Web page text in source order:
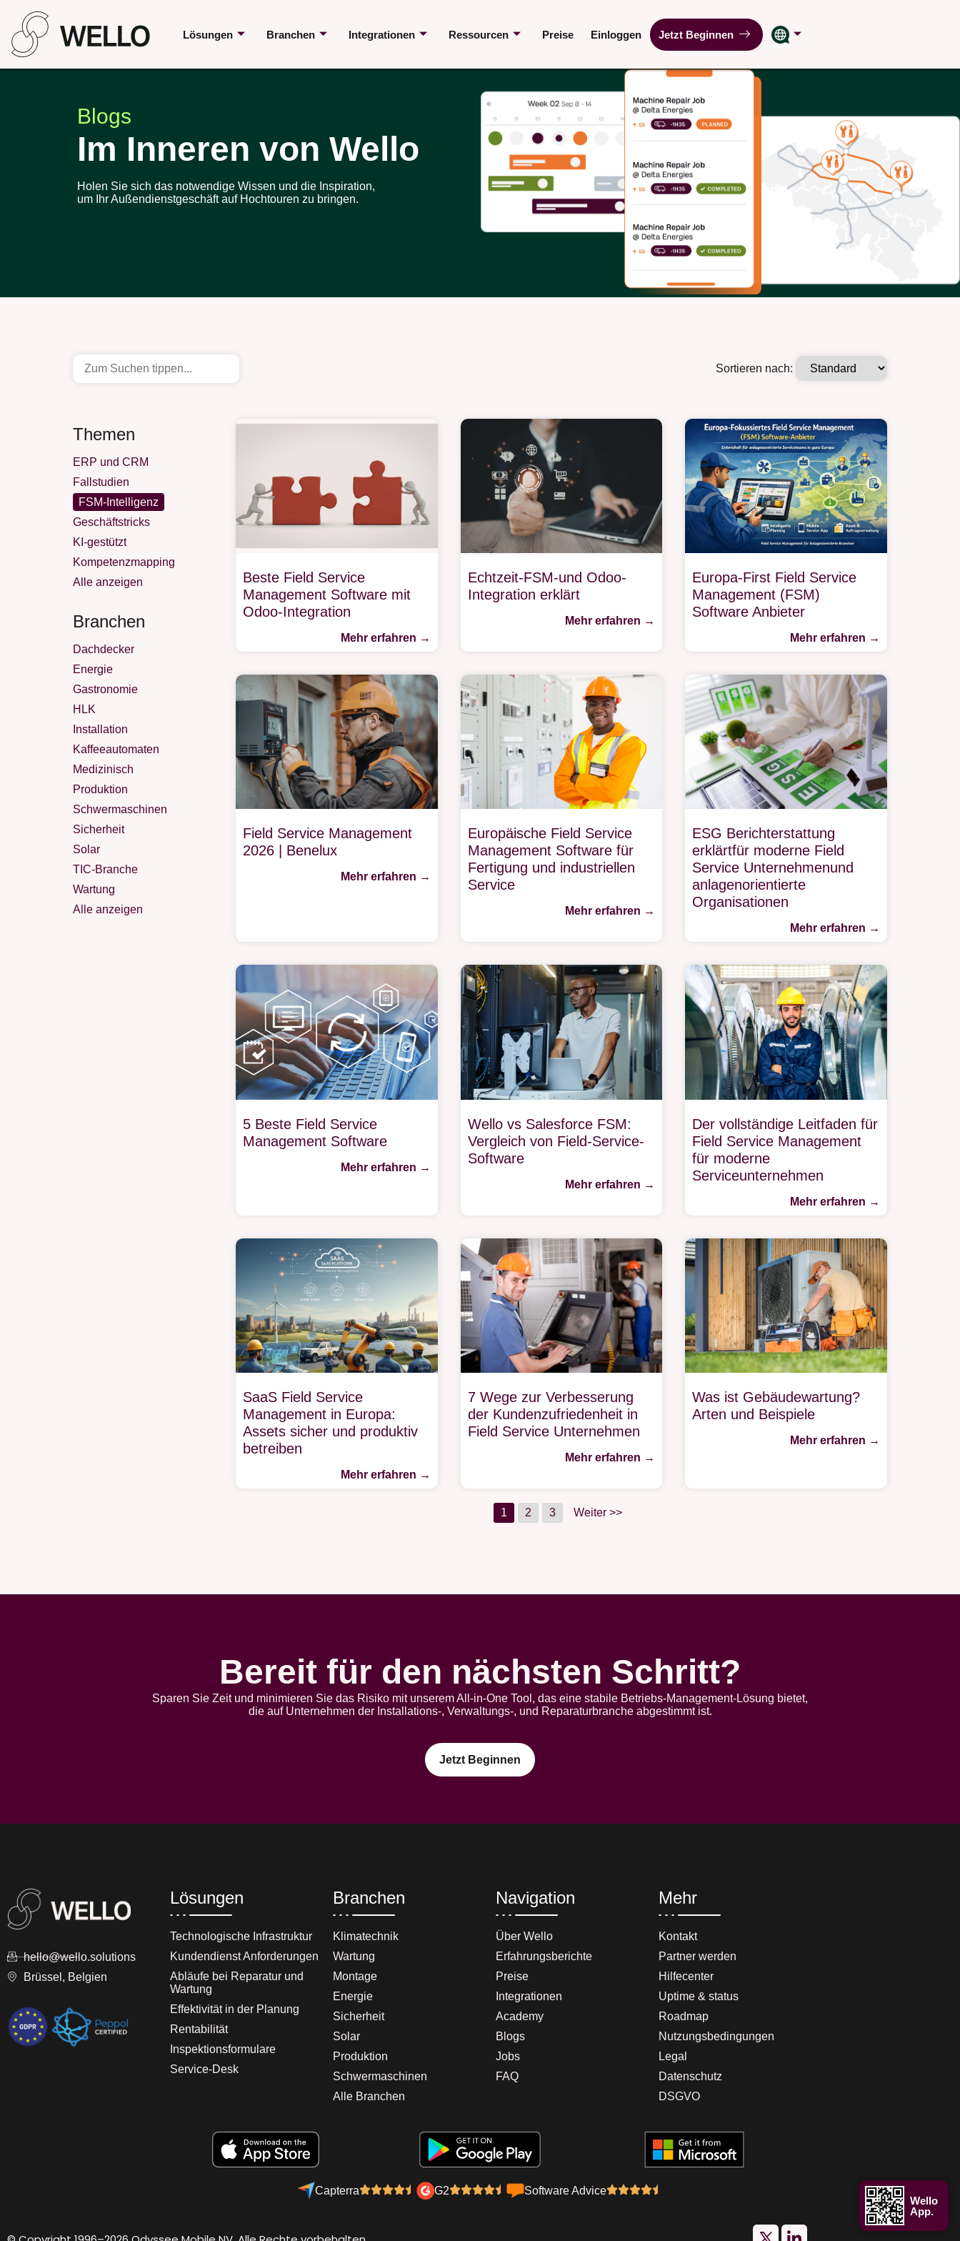
Lösungen Branchen Integrationen Ressourcen Preise Einloggen Jetzt Beginnen
Blogs
Im Inneren von Wello
Holen Sie sich das notwendige Wissen und die Inspiration,
um Ihr Außendienstgeschäft auf Hochtouren zu bringen.
Sortieren nach:
Themen
ERP und CRM
Fallstudien
FSM-Intelligenz
Geschäftstricks
KI-gestützt
Kompetenzmapping
Alle anzeigen
Branchen
Dachdecker
Energie
Gastronomie
HLK
Installation
Kaffeeautomaten
Medizinisch
Produktion
Schwermaschinen
Sicherheit
Solar
TIC-Branche
Wartung
Alle anzeigen
Beste Field Service
Management Software mit
Odoo-Integration
Mehr erfahren →
Echtzeit-FSM-und Odoo-
Integration erklärt
Mehr erfahren →
Europa-First Field Service
Management (FSM)
Software Anbieter
Mehr erfahren →
Field Service Management
2026 | Benelux
Mehr erfahren →
Europäische Field Service
Management Software für
Fertigung und industriellen
Service
Mehr erfahren →
ESG Berichterstattung
erklärtfür moderne Field
Service Unternehmenund
anlagenorientierte
Organisationen
Mehr erfahren →
5 Beste Field Service
Management Software
Mehr erfahren →
Wello vs Salesforce FSM:
Vergleich von Field-Service-
Software
Mehr erfahren →
Der vollständige Leitfaden für
Field Service Management
für moderne
Serviceunternehmen
Mehr erfahren →
SaaS Field Service
Management in Europa:
Assets sicher und produktiv
betreiben
Mehr erfahren →
7 Wege zur Verbesserung
der Kundenzufriedenheit in
Field Service Unternehmen
Mehr erfahren →
Was ist Gebäudewartung?
Arten und Beispiele
Mehr erfahren →
1 2 3 Weiter >>
Bereit für den nächsten Schritt?
Sparen Sie Zeit und minimieren Sie das Risiko mit unserem All-in-One Tool, das eine stabile Betriebs-Management-Lösung bietet,
die auf Unternehmen der Installations-, Verwaltungs-, und Reparaturbranche abgestimmt ist.
Jetzt Beginnen
hello@wello.solutions
Brüssel, Belgien
Lösungen
Technologische Infrastruktur
Kundendienst Anforderungen
Abläufe bei Reparatur und
Wartung
Effektivität in der Planung
Rentabilität
Inspektionsformulare
Service-Desk
Branchen
Klimatechnik
Wartung
Montage
Energie
Sicherheit
Solar
Produktion
Schwermaschinen
Alle Branchen
Navigation
Über Wello
Erfahrungsberichte
Preise
Integrationen
Academy
Blogs
Jobs
FAQ
Mehr
Kontakt
Partner werden
Hilfecenter
Uptime & status
Roadmap
Nutzungsbedingungen
Legal
Datenschutz
DSGVO
Wello
App.
Capterra G2 Software Advice